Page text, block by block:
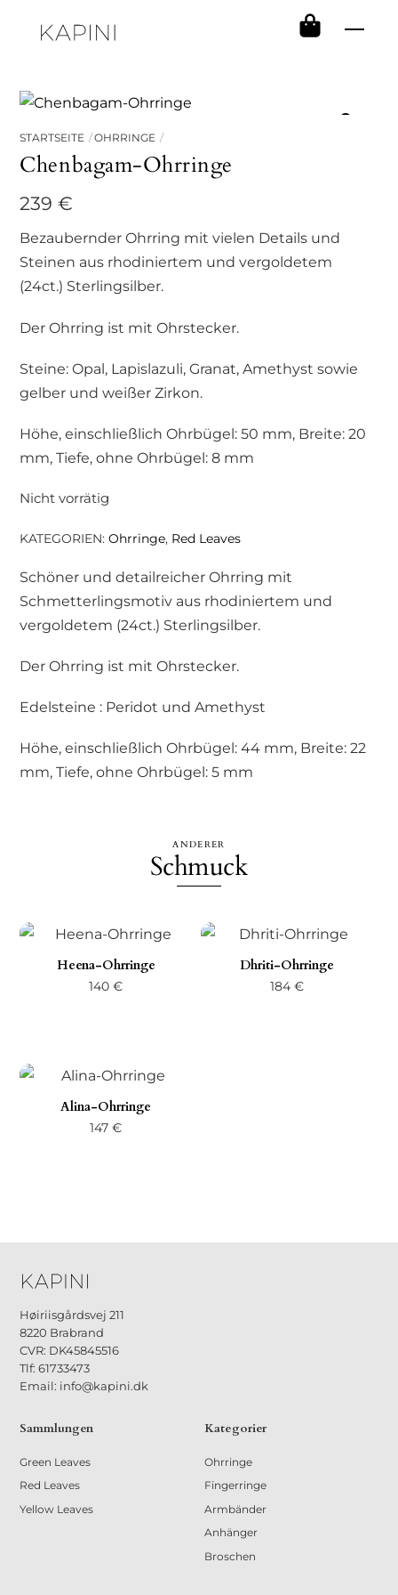
STARTSEITE OHRRINGE
Chenbagam-Ohrringe
239€
Bezaubernder Ohrring mit vielen Details und
Steinen aus rhodiniertem und vergoldetem
(24ct.) Sterlingsilber.
Der Ohrring ist mit Ohrstecker.
Steine: Opal, Lapislazuli, Granat, Amethyst sowie
gelber und weißer Zirkon.
Höhe, einschließlich Ohrbügel: 50 mm, Breite: 20
mm, Tiefe, ohne Ohrbügel: 8 mm
Nicht vorrätig
KATEGORIEN:Ohrringe, Red Leaves
Schöner und detailreicher Ohrring mit
Schmetterlingsmotiv aus rhodiniertem und
vergoldetem (24ct.) Sterlingsilber.
Der Ohrring ist mit Ohrstecker.
Edelsteine : Peridot und Amethyst
Höhe, einschließlich Ohrbügel: 44 mm, Breite: 22
mm, Tiefe, ohne Ohrbügel: 5 mm
ANDERER
Schmuck
Heena-Ohrringe
140€
Dhriti-Ohrringe
184 €
Alina-Ohrringe
147€
Høiriisgårdsvej 211
8220 Brabrand
CVR: DK45845516
Tlf: 61733473
Email: info@kapini.dk
Sammlungen
Green Leaves
Red Leaves
Yellow Leaves
Kategorier
Ohrringe
Fingerringe
Armbänder
Anhänger
Broschen